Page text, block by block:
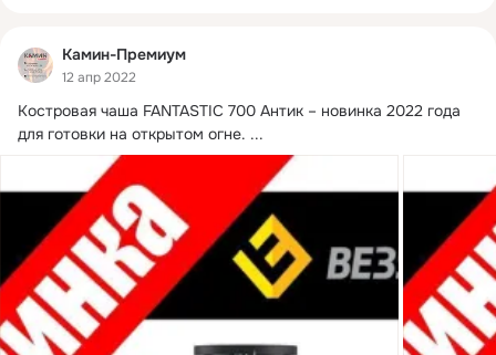
Камин-Премиум
12 апр 2022
Костровая чаша FANTASTIC 700 Антик – новинка 2022 года
для готовки на открытом огне. ...